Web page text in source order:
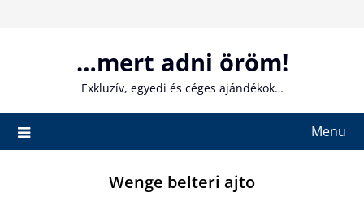
…mert adni öröm!
Exkluzív, egyedi és céges ajándékok…
Menu
Wenge belteri ajto